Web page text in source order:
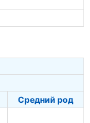
Средний род